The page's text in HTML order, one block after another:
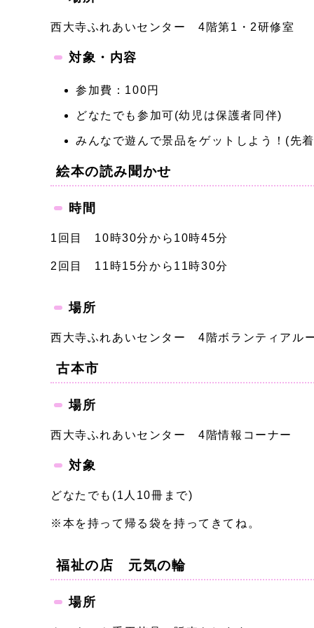
西大寺ふれあいセンター 4階第1・2研修室
対象・内容
参加費：100円
どなたでも参加可(幼児は保護者同伴)
みんなで遊んで景品をゲットしよう！(先
絵本の読み聞かせ
時間
1回目 10時30分から10時45分
2回目 11時15分から11時30分
場所
西大寺ふれあいセンター 4階ボランティアル
古本市
場所
西大寺ふれあいセンター 4階情報コーナー
対象
どなたでも(1人10冊まで)
※本を持って帰る袋を持ってきてね。
福祉の店 元気の輪
場所